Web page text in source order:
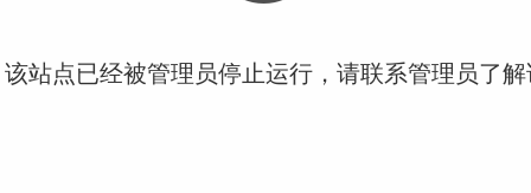
站点已经被管理员停止运行，请联系管理员了